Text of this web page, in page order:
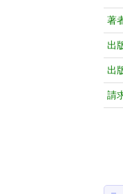
著
出
出
請